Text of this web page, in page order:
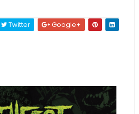
Twitter Google+